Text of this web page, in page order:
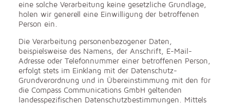
eine solche Verarbeitung keine gesetzliche Grundlage,
holen wir generell eine Einwilligung der betroffenen
Person ein.
Die Verarbeitung personenbezogener Daten,
beispielsweise des Namens, der Anschrift, E-Mail-
Adresse oder Telefonnummer einer betroffenen Person,
erfolgt stets im Einklang mit der Datenschutz-
Grundverordnung und in Übereinstimmung mit den für
die Compass Communications GmbH geltenden
landesspezifischen Datenschutzbestimmungen. Mittels